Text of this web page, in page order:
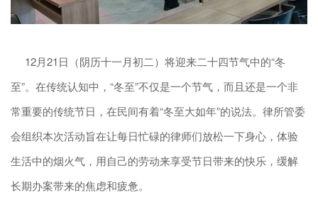
12月21日（阴历十一月初二）将迎来二十四节气中的“冬
至”。在传统认知中，“冬至”不仅是一个节气，而且还是一个非
常重要的传统节日，在民间有着“冬至大如年”的说法。律所管委
会组织本次活动旨在让每日忙碌的律师们放松一下身心，体验
生活中的烟火气，用自己的劳动来享受节日带来的快乐，缓解
长期办案带来的焦虑和疲惫。